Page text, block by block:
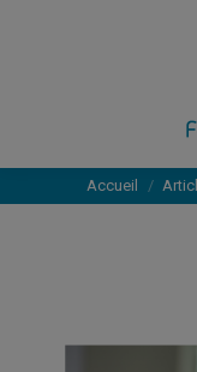
Vous êtes ici :
Accueil